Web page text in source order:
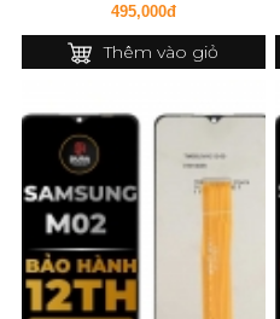
495,000đ
Thêm vào giỏ